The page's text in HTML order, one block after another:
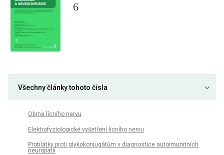
6
Všechny články tohoto čísla
Obrna lícního nervu
Elektrofyziologické vyšetření lícního nervu
Protilátky proti glykokonjugátům v diagnostice autoimunitních
neuropatií